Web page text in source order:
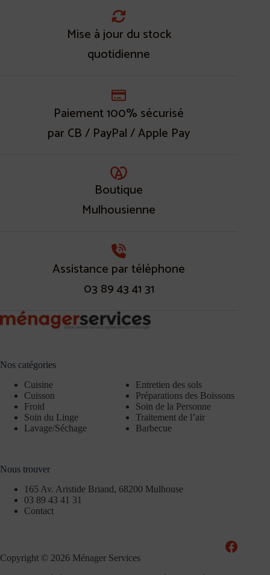
Mise à jour du stock
quotidienne
Paiement 100% sécurisé
par CB / PayPal / Apple Pay
Boutique
Mulhousienne
Assistance par téléphone
03 89 43 41 31
Nos catégories
Cuisine
Cuisson
Froid
Soin du Linge
Lavage/Séchage
Entretien des sols
Préparations des Boissons
Soin de la Personne
Traitement de l’air
Barbecue
Nous trouver
165 Av. Aristide Briand, 68200 Mulhouse
03 89 43 41 31
Contact
Copyright © 2026 Ménager Services